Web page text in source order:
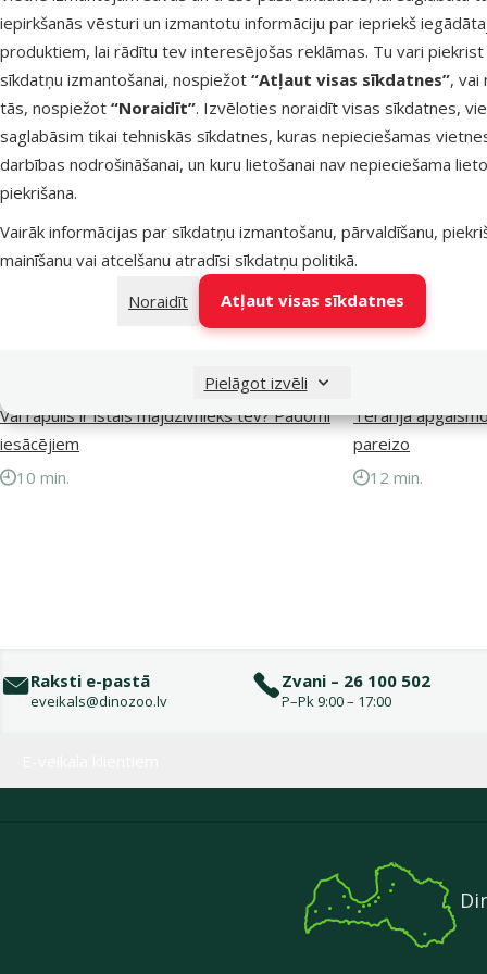
iepirkšanās vēsturi un izmantotu informāciju par iepriekš
produktiem, lai rādītu tev interesējošas reklāmas. Tu vari piekrist
sīkdatņu izmantošanai, nospiežot “Atļaut visas sīkdatnes”, vai
tās, nospiežot “Noraidīt”. Izvēloties noraidīt visas sīkdatnes,
saglabāsim tikai tehniskās sīkdatnes, kuras nepieciešamas
darbības nodrošināšanai, un kuru lietošanai nav nepieciešama
piekrišana.
Vairāk informācijas par sīkdatņu izmantošanu, pārvaldīšanu,
mainīšanu vai atcelšanu atradīsi sīkdatņu politikā.
Noraidīt
Atļaut visas sīkdatnes
Pielāgot izvēli
Materiāls
Audums, Plastmasa
Zīmols
Exo Terra
Numurs katalogā
80125
Vai rāpulis ir īstais mājdzīvnieks tev? Padomi
iesācējiem
10 min.
Terārija
pareizo
12 min.
Raksti e-pastā
eveikals@dinozoo.lv
Zvani – 26 100 502
P–Pk 9:00 – 17:00